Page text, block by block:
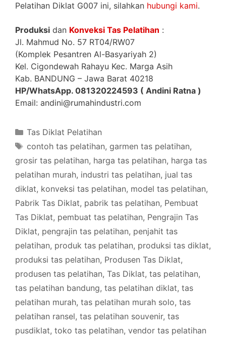
Pelatihan Diklat G007 ini, silahkan hubungi kami.
Produksi dan Konveksi Tas Pelatihan :
Jl. Mahmud No. 57 RT04/RW07
(Komplek Pesantren Al-Basyariyah 2)
Kel. Cigondewah Rahayu Kec. Marga Asih
Kab. BANDUNG – Jawa Barat 40218
HP/WhatsApp. 081320224593 ( Andini Ratna )
Email: andini@rumahindustri.com
Categories
Tas Diklat Pelatihan
Tags
contoh tas pelatihan, garmen tas pelatihan,
grosir tas pelatihan, harga tas pelatihan, harga tas
pelatihan murah, industri tas pelatihan, jual tas
diklat, konveksi tas pelatihan, model tas pelatihan,
Pabrik Tas Diklat, pabrik tas pelatihan, Pembuat
Tas Diklat, pembuat tas pelatihan, Pengrajin Tas
Diklat, pengrajin tas pelatihan, penjahit tas
pelatihan, produk tas pelatihan, produksi tas diklat,
produksi tas pelatihan, Produsen Tas Diklat,
produsen tas pelatihan, Tas Diklat, tas pelatihan,
tas pelatihan bandung, tas pelatihan diklat, tas
pelatihan murah, tas pelatihan murah solo, tas
pelatihan ransel, tas pelatihan souvenir, tas
pusdiklat, toko tas pelatihan, vendor tas pelatihan